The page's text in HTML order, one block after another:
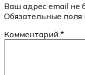
Ваш адрес email не
Обязательные
Комментарий *